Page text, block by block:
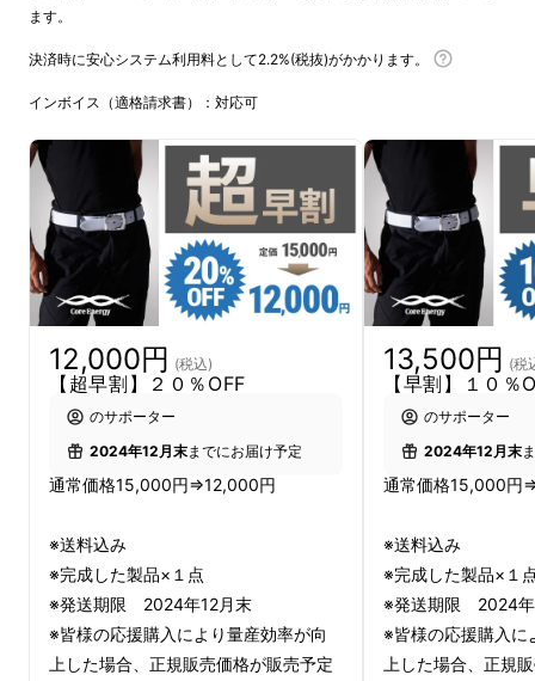
ます。
決済時に安心システム利用料として2.2%(税抜)がかかります。
インボイス（適格請求書）：対応可
12,000円 (税込)
【超早割】２０％OFF
のサポーター
2024年12月末までにお届け予定
通常価格15,000円⇒12,000円
※送料込み
※完成した製品×１点
※発送期限 2024年12月末
※皆様の応援購入により量産効率が向
上した場合、正規販売価格が販売予定
13,500円 (税
【早割】１０％
のサポーター
2024年12月末
通常価格15,000円
※送料込み
※完成した製品×１
※発送期限 2024年
※皆様の応援購入に
上した場合、正規